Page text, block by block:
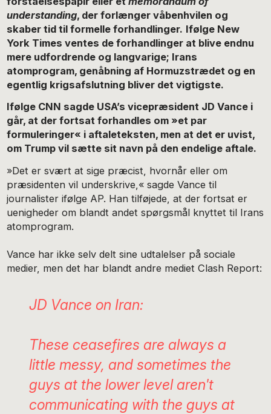
understanding, der forlænger våbenhvilen og
skaber tid til formelle forhandlinger. Ifølge New
York Times ventes de forhandlinger at blive endnu
mere udfordrende og langvarige; Irans
atomprogram, genåbning af Hormuzstrædet og en
egentlig krigsafslutning bliver det vigtigste.
Ifølge CNN sagde USA’s vicepræsident JD Vance i
går, at der fortsat forhandles om »et par
formuleringer« i aftaleteksten, men at det er uvist,
om Trump vil sætte sit navn på den endelige aftale.
»Det er svært at sige præcist, hvornår eller om
præsidenten vil underskrive,« sagde Vance til
journalister ifølge AP. Han tilføjede, at der fortsat er
uenigheder om blandt andet spørgsmål knyttet til Irans
atomprogram.
Vance har ikke selv delt sine udtalelser på sociale
medier, men det har blandt andre mediet Clash Report:
JD Vance on Iran:
These ceasefires are always a
little messy, and sometimes the
guys at the lower level aren't
communicating with the guys at